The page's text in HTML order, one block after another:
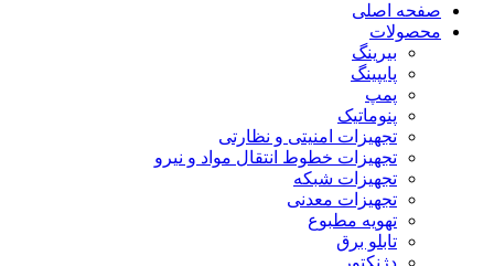
صفحه اصلی
محصولات
بیرینگ
پایپینگ
پمپ
پنوماتیک
تجهیزات امنیتی و نظارتی
تجهیزات خطوط انتقال مواد و نیرو
تجهیزات شبکه
تجهیزات معدنی
تهویه مطبوع
تابلو برق
دژنکتور